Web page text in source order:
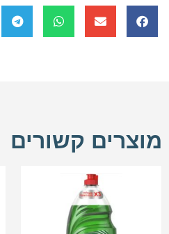
מוצרים קשורים